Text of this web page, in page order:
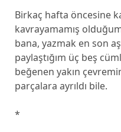
Birkaç hafta öncesine
kavrayamamış
bana, yazmak en son
paylaştığım üç beş
beğenen yakın
parçalara ayrıldı bile.
*